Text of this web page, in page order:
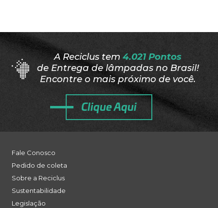
A Reciclus tem 4.021 Pontos
de Entrega de lâmpadas no Brasil!
Encontre o mais próximo de você.
Clique Aqui
Fale Conosco
Pedido de coleta
Sobre a Reciclus
Sustentabilidade
Legislação